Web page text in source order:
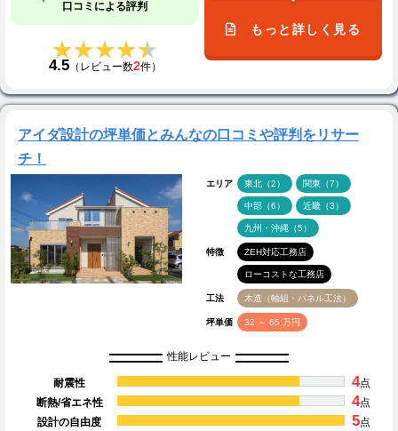
口コミによる評判
★★★★★
★★★★★
4.5（レビュー数2件）
もっと詳しく見る
アイダ設計の坪単価とみんなの口コミや評判をリサー
チ！
エリア 東北（2） 関東（7）
中部（6） 近畿（3）
九州・沖縄（5）
特徴 ZEH対応工務店
ローコストな工務店
工法 木造（軸組・パネル工法）
坪単価 32 ～ 65 万円
性能レビュー
耐震性 4点
断熱/省エネ性
4点
設計の自由度
5点